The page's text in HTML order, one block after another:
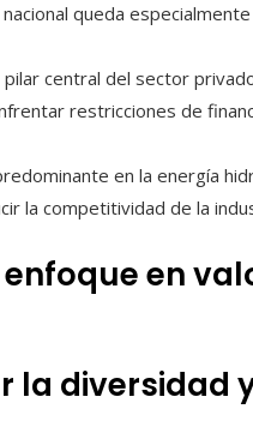
queda
central del sector
restricciones de
en la energía
la competitividad de la
en
la diversidad